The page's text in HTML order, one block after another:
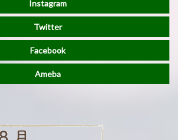
Instagram
Twitter
Facebook
Ameba